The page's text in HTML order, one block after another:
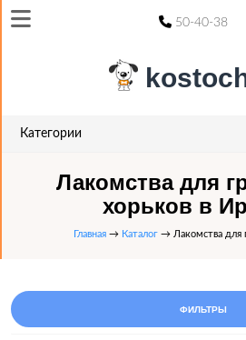
50-40-38
Категории
Лакомства для
хорьков в
Главная → Каталог → Лакомства для
ФИЛЬТРЫ